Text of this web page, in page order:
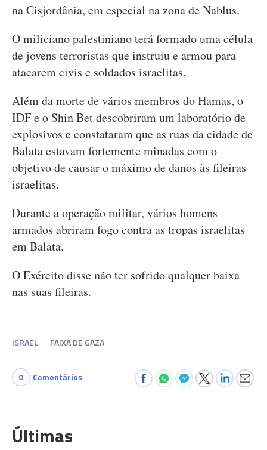
na Cisjordânia, em especial na zona de Nablus.
O miliciano palestiniano terá formado uma célula
de jovens terroristas que instruiu e armou para
atacarem civis e soldados israelitas.
Além da morte de vários membros do Hamas, o
IDF e o Shin Bet descobriram um laboratório de
explosivos e constataram que as ruas da cidade de
Balata estavam fortemente minadas com o
objetivo de causar o máximo de danos às fileiras
israelitas.
Durante a operação militar, vários homens
armados abriram fogo contra as tropas israelitas
em Balata.
O Exército disse não ter sofrido qualquer baixa
nas suas fileiras.
ISRAEL FAIXA DE GAZA
0 Comentários
Últimas